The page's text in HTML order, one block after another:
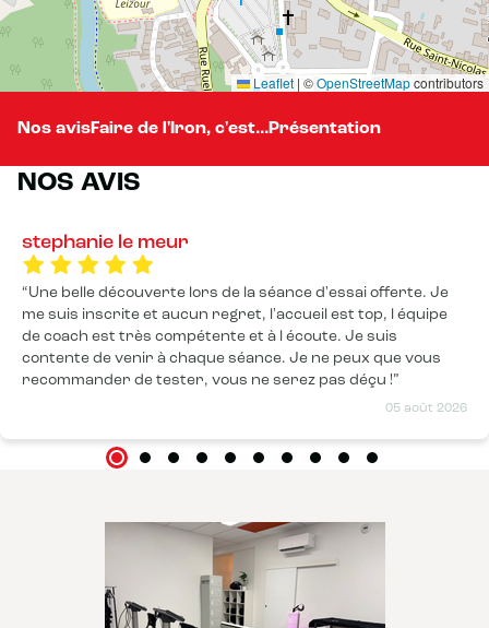
Leaflet | ©OpenStreetMapcontributors
Nos avisFaire de l'Iron, c'est...Présentation
NOS AVIS
stephanie le meur
05 août 2026
Une belle découverte lors de la séance d'essai offerte. Je
me suis inscrite et aucun regret, l'accueil est top, l équipe
de coach est très compétente et à l écoute. Je suis
contente de venir à chaque séance. Je ne peux que vous
recommander de tester, vous ne serez pas déçu !